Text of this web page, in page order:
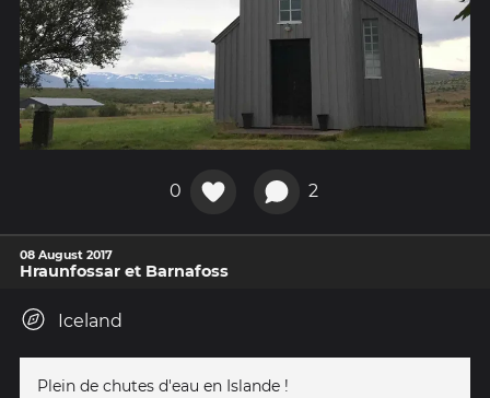
0 2
08 August 2017
Hraunfossar et Barnafoss
Iceland
Plein de chutes d'eau en Islande !